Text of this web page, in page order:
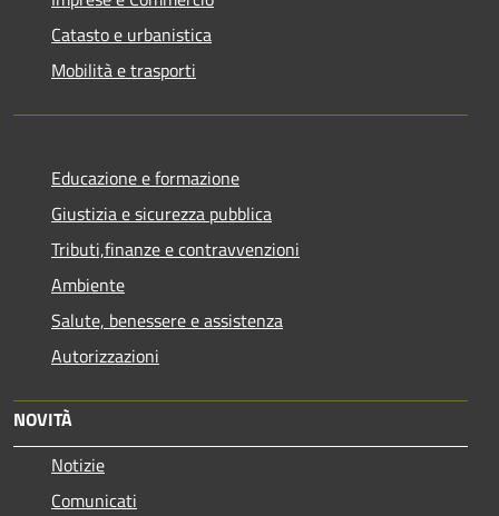
Catasto e urbanistica
Mobilità e trasporti
Educazione e formazione
Giustizia e sicurezza pubblica
Tributi,finanze e contravvenzioni
Ambiente
Salute, benessere e assistenza
Autorizzazioni
NOVITÀ
Notizie
Comunicati